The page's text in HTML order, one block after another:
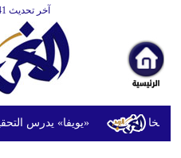
آخر تحديث GMT 04:23:41
«يويفا» يدرس التحقيق